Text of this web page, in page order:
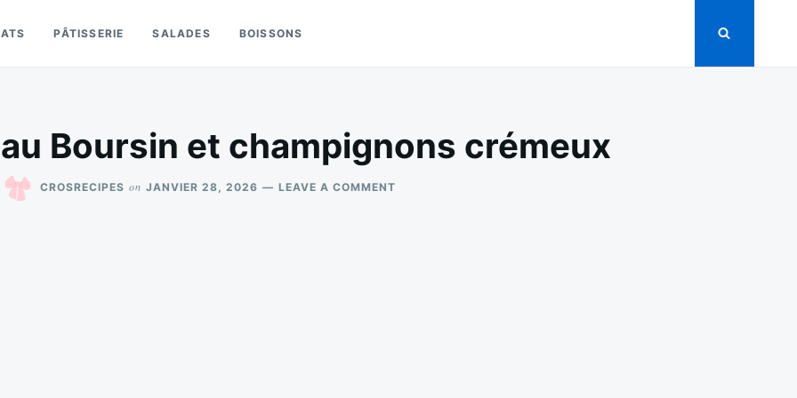
PÂTISSERIE SALADES BOISSONS
Boursin et champignons crémeux
CROSRECIPES on JANVIER 28, 2026 LEAVE A COMMENTON